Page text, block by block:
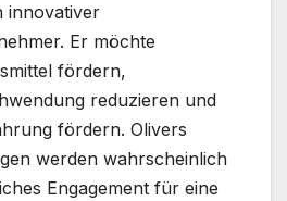
innovativer
Er möchte
fördern,
reduzieren und
fördern. Olivers
werden wahrscheinlich
Engagement für eine